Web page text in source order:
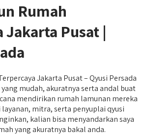
Rumah
Jakarta Pusat |
Jakarta Pusat – Qyusi Persada
mudah, akuratnya serta andal buat
mendirikan rumah lamunan mereka
mitra, serta penyuplai qyusi
kalian bisa menyandarkan saya
yang akuratnya bakal anda.